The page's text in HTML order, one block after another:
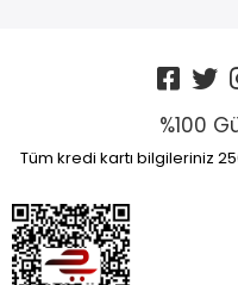
%100
Tüm kredi kartı bilgileriniz